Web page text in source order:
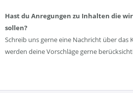
Hast du Anregungen zu Inhalten die
sollen?
Schreib uns gerne eine Nachricht über
werden deine Vorschläge gerne